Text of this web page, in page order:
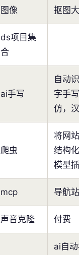
图像 抠图
ds项目集
合
ai手写
自动
字手
仿，
爬虫
将网
结构
模型
mcp 导航
声音克隆 付费
ai自